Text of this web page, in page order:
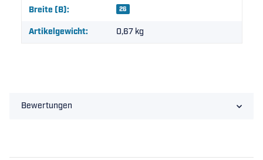
Breite (B): 26
Artikelgewicht: 0,67 kg
Bewertungen